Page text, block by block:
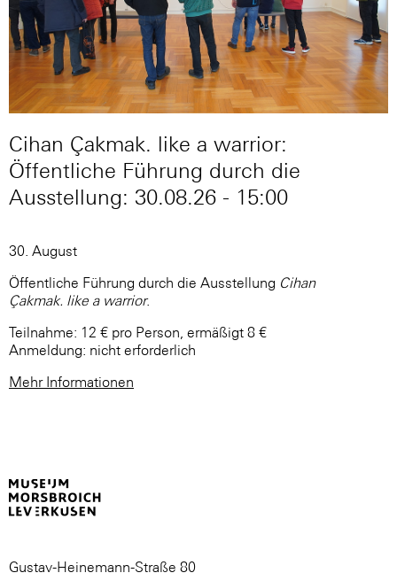
Cihan Çakmak. like a warrior:
Öffentliche Führung durch die
Ausstellung: 30.08.26 - 15:00
30. August
Öffentliche Führung durch die Ausstellung Cihan
Çakmak. like a warrior.
Teilnahme: 12 € pro Person, ermäßigt 8 €
Anmeldung: nicht erforderlich
Mehr Informationen
Gustav-Heinemann-Straße 80